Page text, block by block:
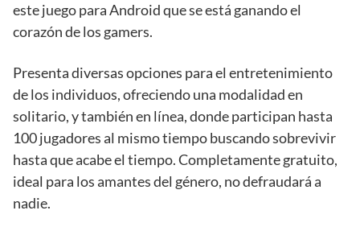
este juego para Android que se está ganando el
corazón de los gamers.
Presenta diversas opciones para el entretenimiento
de los individuos, ofreciendo una modalidad en
solitario, y también en línea, donde participan hasta
100 jugadores al mismo tiempo buscando sobrevivir
hasta que acabe el tiempo. Completamente gratuito,
ideal para los amantes del género, no defraudará a
nadie.